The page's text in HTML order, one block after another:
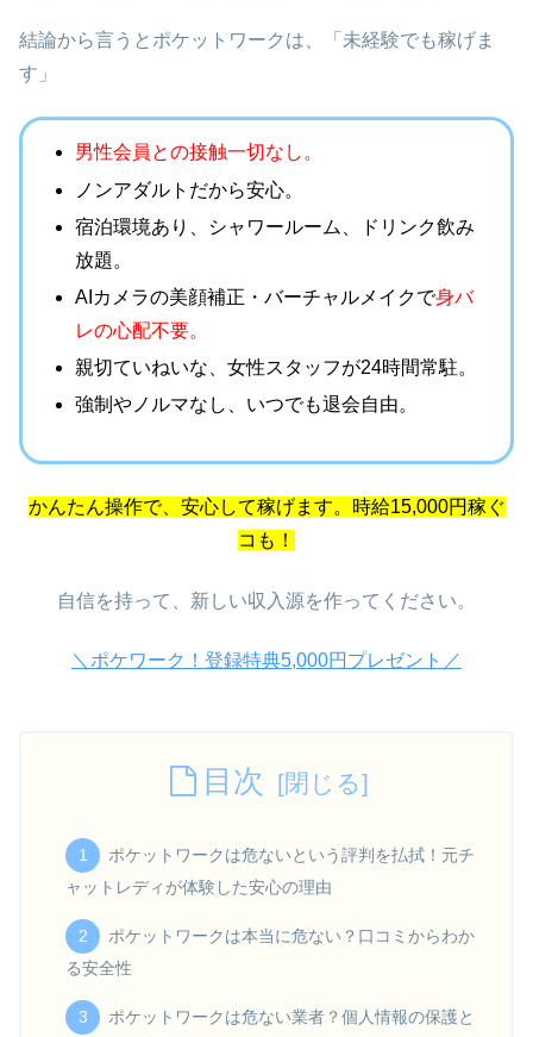
結論から言うとポケットワークは、「未経験でも稼げま
す」
男性会員との接触一切なし。
ノンアダルトだから安心。
宿泊環境あり、シャワールーム、ドリンク飲み
放題。
AIカメラの美顔補正・バーチャルメイクで身バ
レの心配不要。
親切ていねいな、女性スタッフが24時間常駐。
強制やノルマなし、 いつでも退会自由。
かんたん操作で、安心して稼げます。時給15,000円稼ぐ
コも！
自信を持って、新しい収入源を作ってください。
＼ポケワーク！登録特典5,000円プレゼント／
目次
ポケットワークは危ないという評判を払拭！元チ
ャットレディが体験した安心の理由
ポケットワークは本当に危ない？口コミからわか
る安全性
ポケットワークは危ない業者？個人情報の保護と